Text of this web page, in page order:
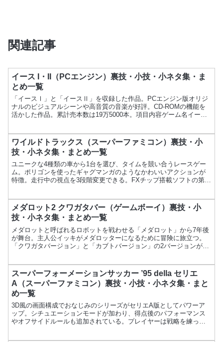
関連記事
イース I・II（PCエンジン）裏技・小技・小ネタ集・ま
とめ一覧
「イースⅠ」と「イースⅡ」を収録した作品。PCエンジン版オリジ
ナルのビジュアルシーンや高音質の音楽が好評。CD-ROMの機能を
活かした作品。累計売本数は19万5000本。項目内容ゲーム名イース
ワイルドトラックス（スーパーファミコン）裏技・小
技・小ネタ集・まとめ一覧
ユニークな4種類の車から1台を選び、タイムを競い合うレースゲー
ム。ポリゴンを使ったギャグマンガのようなかわいいアクションが
特徴。走行中の視点を3段階変更できる。FXチップ搭載ソフトの第2
メダロット2 クワガタバー（ゲームボーイ）裏技・小
技・小ネタ集・まとめ一覧
メダロットと呼ばれるロボットを戦わせる「メダロット」から7年後
が舞台。主人公イッキがメダロッターになるために冒険に旅立つ。
「クワガタバージョン」と「カブトバージョン」の2バージョンが発
スーパーフォーメーションサッカー ’95 della セリエ
A（スーパーファミコン）裏技・小技・小ネタ集・まと
め一覧
3D風の画面構成でおなじみのシリーズがセリエA版としてパワーア
ップ。シチュエーションモードが加わり、得点後のパフォーマンス
やオフサイドルールも追加されている。プレイヤーは戦略を練って